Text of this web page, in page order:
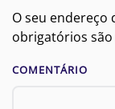
O seu endereço
obrigatórios
COMENTÁRIO